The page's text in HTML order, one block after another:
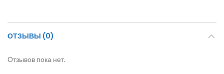
ОТЗЫВЫ (0)
Отзывов пока нет.